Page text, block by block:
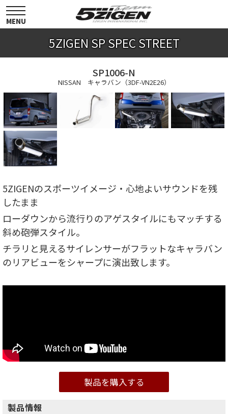
toggle
navigation
MENU
5ZIGEN SP SPEC STREET
SP1006-N
NISSAN キャラバン（3DF-VN2E26）
5ZIGENのスポーツイメージ・心地よいサウンドを残
したまま
ローダウンから流行りのアゲスタイルにもマッチする
斜め砲弾スタイル。
チラリと見えるサイレンサーがフラットなキャラバン
のリアビューをシャープに演出致します。
製品を購入する
製品情報